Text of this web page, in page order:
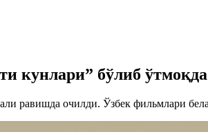
кунлари” бўлиб ўтмоқда
равишда очилди. Ўзбек фильмлари